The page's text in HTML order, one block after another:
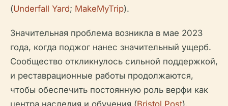
(Underfall Yard; MakeMyTrip).
Значительная проблема возникла в мае 2023
года, когда поджог нанес значительный ущерб.
Сообщество откликнулось сильной поддержкой,
и реставрационные работы продолжаются,
чтобы обеспечить постоянную роль верфи как
центра наследия и обучения (Bristol Post).